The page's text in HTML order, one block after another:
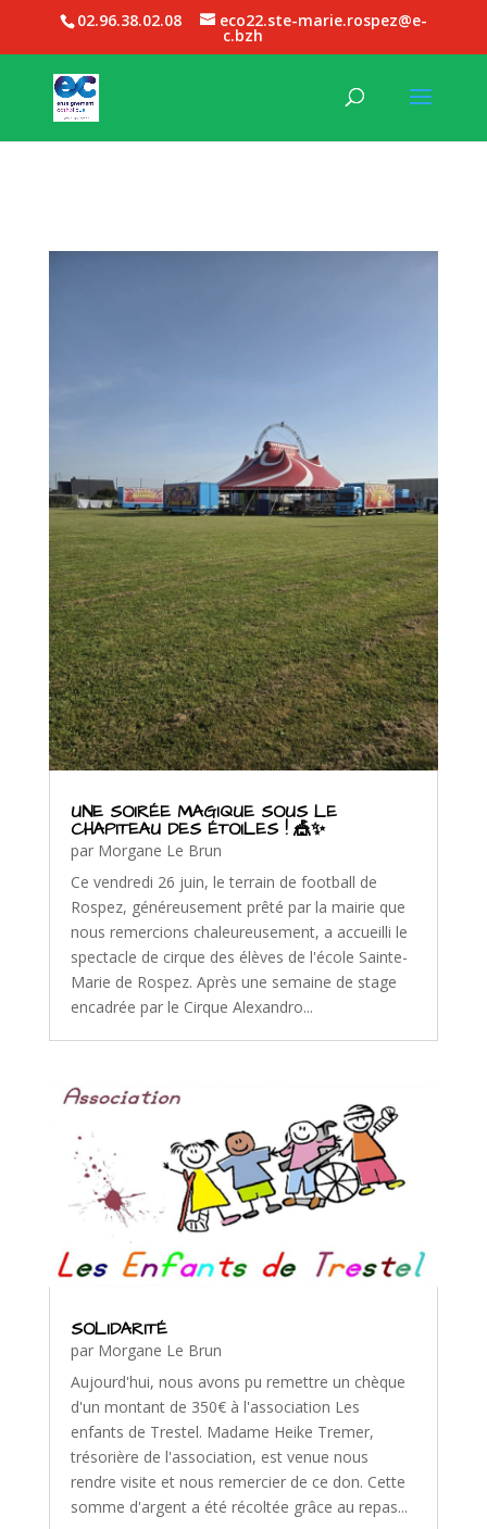
02.96.38.02.08 eco22.ste-marie.rospez@e-
c.bzh
UNE SOIRÉE MAGIQUE SOUS LE
CHAPITEAU DES ÉTOILES ! 🎪✨
par Morgane Le Brun
Ce vendredi 26 juin, le terrain de football de
Rospez, généreusement prêté par la mairie que
nous remercions chaleureusement, a accueilli le
spectacle de cirque des élèves de l'école Sainte-
Marie de Rospez. Après une semaine de stage
encadrée par le Cirque Alexandro...
SOLIDARITÉ
par Morgane Le Brun
Aujourd'hui, nous avons pu remettre un chèque
d'un montant de 350€ à l'association Les
enfants de Trestel. Madame Heike Tremer,
trésorière de l'association, est venue nous
rendre visite et nous remercier de ce don. Cette
somme d'argent a été récoltée grâce au repas...